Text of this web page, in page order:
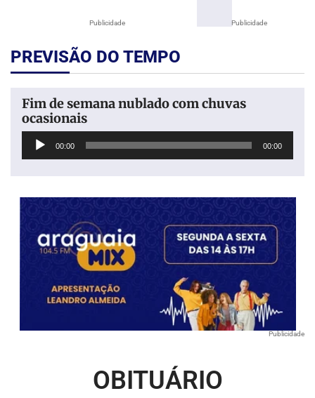
Publicidade Publicidade
PREVISÃO DO TEMPO
Fim de semana nublado com chuvas
ocasionais
Tocador
00:00 00:00
Publicidade
OBITUÁRIO